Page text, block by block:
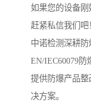
如果您的设备刚
赶紧私信我们吧
中诺检测深耕防
EN/IEC60079防
提供防爆产品
决方案。